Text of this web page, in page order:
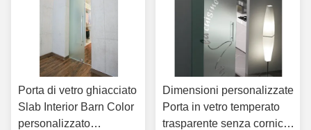
Porta di vetro ghiacciato
Slab Interior Barn Color
personalizzato
Dimensioni personalizzate
Porta in vetro temperato
trasparente senza cornice